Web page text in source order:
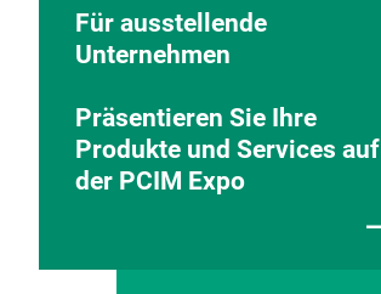
Für ausstellende
Unternehmen
Präsentieren Sie Ihre
Produkte und Services auf
der PCIM Expo